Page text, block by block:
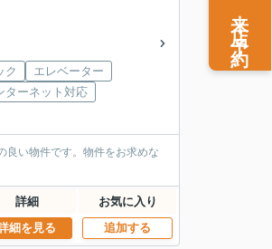
ク
エレベーター
ターネット対応
良い物件です。物件をお求めな
詳細 お気に入り
細を見る 追加する
来店予約